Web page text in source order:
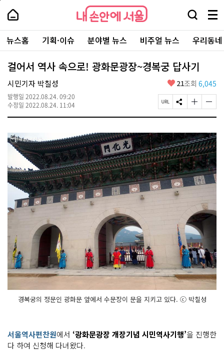
본
로
가
내
손
안
에
서
울
-
서
울
시
대
표
소
포
털
내
손
에
울
검
창
열
기
메
뉴
전
체
보
주
요
서
뉴스홈 기획·이슈 분야별 뉴스 비주얼 뉴스 우리동
걸어서 역사 속으로! 광화문광장~경복궁 답사기
시민기자 박칠성
발행일 2022.08.24. 09:20
수정일 2022.08.24. 11:04
좋
요
21조회 6,045
페
이
U
R
L
복
사
S
N
공
유
하
기
글
자
기
크
게
변
경
하
기
글
자
기
작
게
변
경
하
기
경복궁의 정문인 광화문 앞에서 수문장이 문을 지키고 있다. ⓒ 박칠성
서울역사편찬원에서 ‘광화문광장 개장기념 시민역사기행’을 진행한
다 하여 신청해 다녀왔다.
페
상
단
로